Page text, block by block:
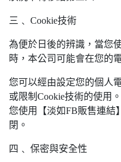
三﹑ Cookie技術
為便於日後的辨識，當您
時，本公司可能會在您的
您可以經由設定您的個人
或限制Cookie技術的使用
您使用【淡如FB販售連結
閉。
四﹑ 保密與安全性